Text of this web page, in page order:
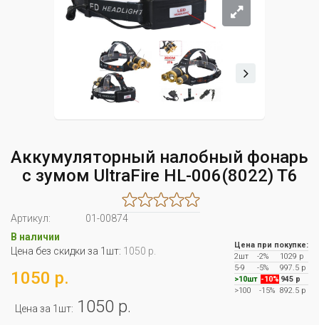
Аккумуляторный налобный фонарь
с зумом UltraFire HL-006(8022) T6
Артикул:
01-00874
В наличии
Цена без скидки за 1шт: 1050 р.
1050 р.
Цена за 1шт: 1050 р.
Цена при покупке:
2шт
-2%
1029 р
5-9
-5%
997.5 р
>10шт -10% 945 р
>100
-15% 892.5 р